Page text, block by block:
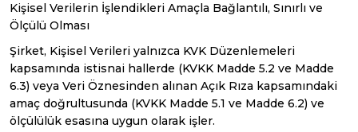
Kişisel Verilerin İşlendikleri Amaçla Bağlantılı, Sınırlı ve
Ölçülü Olması
Şirket, Kişisel Verileri yalnızca KVK Düzenlemeleri
kapsamında istisnai hallerde (KVKK Madde 5.2 ve Madde
6.3) veya Veri Öznesinden alınan Açık Rıza kapsamındaki
amaç doğrultusunda (KVKK Madde 5.1 ve Madde 6.2) ve
ölçülülük esasına uygun olarak işler.